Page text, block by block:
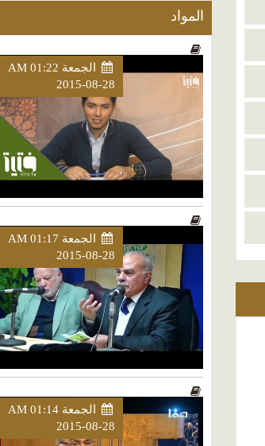
المواد
الجمعة AM 01:22
2015-08-28
الجمعة AM 01:17
2015-08-28
الجمعة AM 01:14
2015-08-28